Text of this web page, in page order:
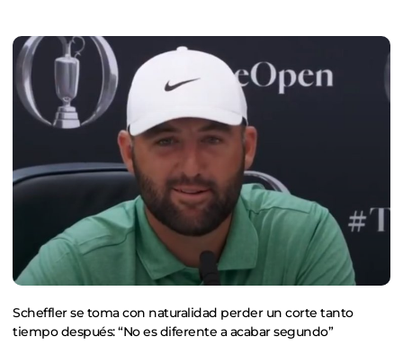
Scheffler se toma con naturalidad perder un corte tanto
tiempo después: “No es diferente a acabar segundo”